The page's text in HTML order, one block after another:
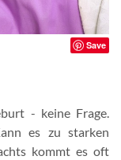
Save
- keine Frage.
es zu starken
kommt es oft